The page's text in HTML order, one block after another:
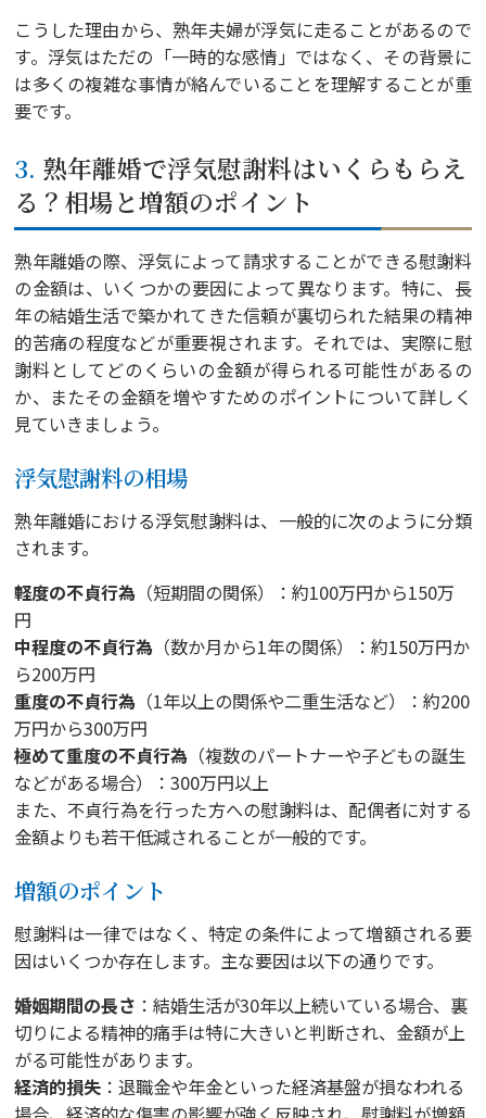
こうした理由から、熟年夫婦が浮気に走ることがあるので
す。浮気はただの「一時的な感情」ではなく、その背景に
は多くの複雑な事情が絡んでいることを理解することが重
要です。
3. 熟年離婚で浮気慰謝料はいくらもらえ
る？相場と増額のポイント
熟年離婚の際、浮気によって請求することができる慰謝料
の金額は、いくつかの要因によって異なります。特に、長
年の結婚生活で築かれてきた信頼が裏切られた結果の精神
的苦痛の程度などが重要視されます。それでは、実際に慰
謝料としてどのくらいの金額が得られる可能性があるの
か、またその金額を増やすためのポイントについて詳しく
見ていきましょう。
浮気慰謝料の相場
熟年離婚における浮気慰謝料は、一般的に次のように分類
されます。
軽度の不貞行為 （短期間の関係）：約100万円から150万
円
中程度の不貞行為 （数か月から1年の関係）：約150万円か
ら200万円
重度の不貞行為 （1年以上の関係や二重生活など）：約200
万円から300万円
極めて重度の不貞行為 （複数のパートナーや子どもの誕生
などがある場合）：300万円以上
また、不貞行為を行った方への慰謝料は、配偶者に対する
金額よりも若干低減されることが一般的です。
増額のポイント
慰謝料は一律ではなく、特定の条件によって増額される要
因はいくつか存在します。主な要因は以下の通りです。
婚姻期間の長さ ：結婚生活が30年以上続いている場合、裏
切りによる精神的痛手は特に大きいと判断され、金額が上
がる可能性があります。
経済的損失 ：退職金や年金といった経済基盤が損なわれる